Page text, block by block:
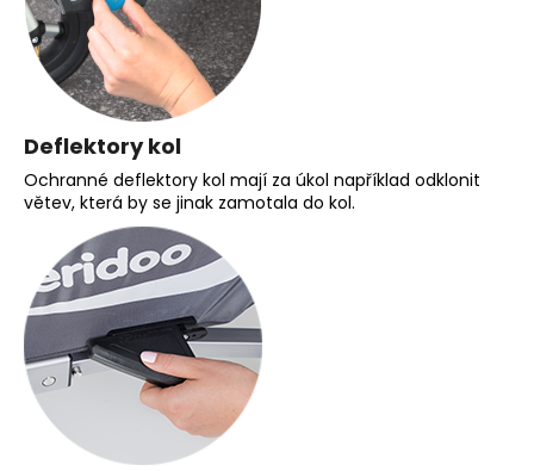
Deflektory kol
Ochranné deflektory kol mají za úkol například odklonit
větev, která by se jinak zamotala do kol.